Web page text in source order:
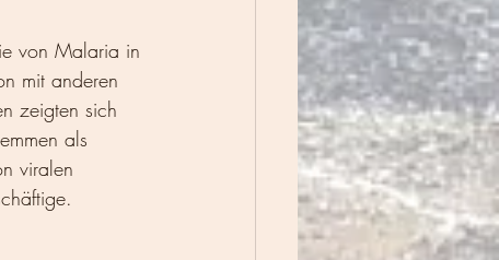
von Malaria in
mit anderen
zeigten sich
als
viralen